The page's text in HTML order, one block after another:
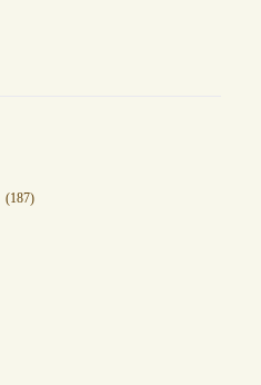
(187)